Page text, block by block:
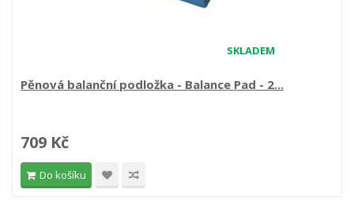
SKLADEM
Pěnová balanční podložka - Balance Pad - 2...
709 Kč
Do košíku